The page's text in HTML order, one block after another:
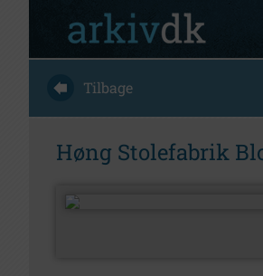
Tilbage
Høng Stolefabrik